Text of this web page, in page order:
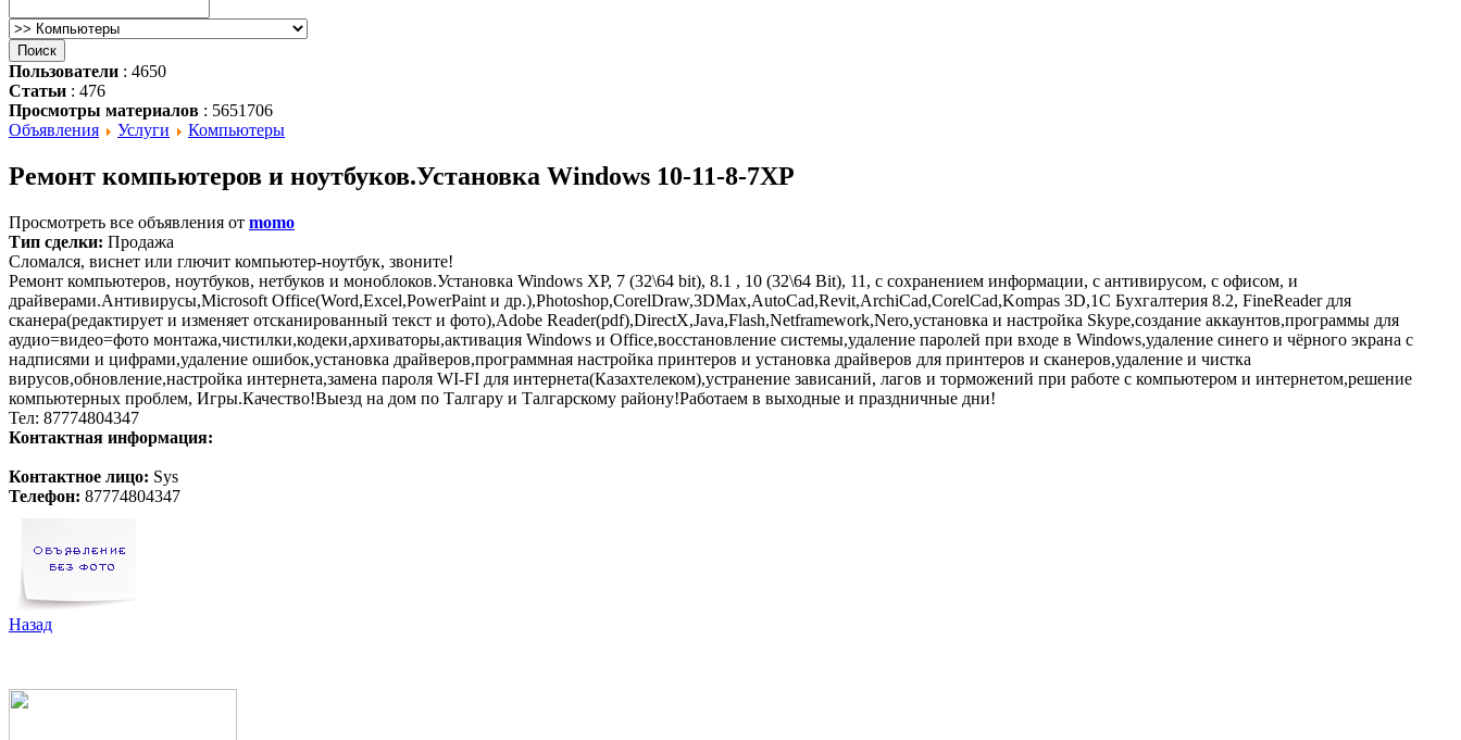
Пользователи : 4650
Статьи : 476
Просмотры материалов : 5651706
Объявления
Услуги Компьютеры
Ремонт компьютеров и ноутбуков.Установка Windows 10-11-8-7XP
Просмотреть все объявления от momo
Тип сделки: Продажа
Сломался, виснет или глючит компьютер-ноутбук, звоните!
Ремонт компьютеров, ноутбуков, нетбуков и моноблоков.Установка Windows XP, 7 (32\64 bit), 8.1 , 10 (32\64 Bit), 11, с сохранением информации, с антивирусом, с офисом, и
драйверами.Антивирусы,Microsoft Office(Word,Excel,PowerPaint и др.),Photoshop,CorelDraw,3DMax,AutoCad,Revit,ArchiCad,CorelCad,Kompas 3D,1С Бухгалтерия 8.2, FineReader для
сканера(редактирует и изменяет отсканированный текст и фото),Adobe Reader(pdf),DirectX,Java,Flash,Netframework,Nero,установка и настройка Skype,создание аккаунтов,программы для
аудио=видео=фото монтажа,чистилки,кодеки,архиваторы,активация Windows и Office,восстановление системы,удаление паролей при входе в Windows,удаление синего и чёрного экрана с
надписями и цифрами,удаление ошибок,установка драйверов,программная настройка принтеров и установка драйверов для принтеров и сканеров,удаление и чистка
вирусов,обновление,настройка интернета,замена пароля WI-FI для интернета(Казахтелеком),устранение зависаний, лагов и торможений при работе с компьютером и интернетом,решение
компьютерных проблем, Игры.Качество!Выезд на дом по Талгару и Талгарскому району!Работаем в выходные и праздничные дни!
Тел: 87774804347
Контактная информация:
Контактное лицо: Sys
Телефон: 87774804347
Назад